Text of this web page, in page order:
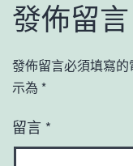
發佈留言
發佈留言必須填寫的
示為 *
留言 *